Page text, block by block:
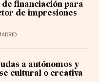
de financiación para
de impresiones
a autónomos y
cultural o creativa